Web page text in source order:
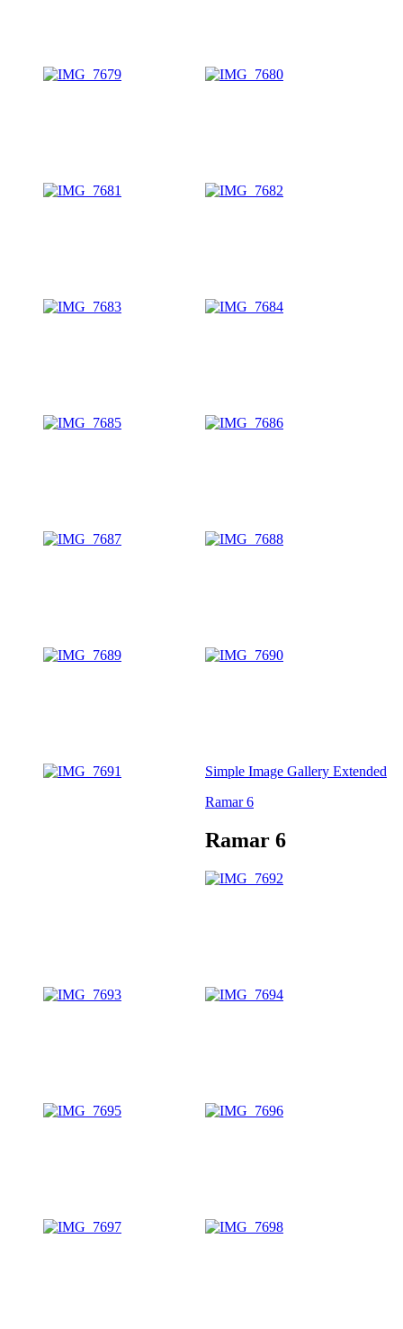
Simple Image Gallery Extended
Ramar 6
Ramar 6